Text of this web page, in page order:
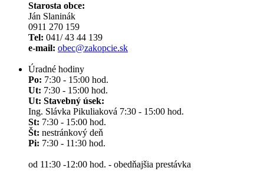
Starosta obce:
Ján Slaninák
0911 270 159
Tel: 041/ 43 44 139
e-mail: obec@zakopcie.sk
Úradné hodiny
Po: 7:30 - 15:00 hod.
Ut: 7:30 - 15:00 hod.
Ut: Stavebný úsek:
Ing. Slávka Pikuliaková 7:30 - 15:00 hod.
St: 7:30 - 15:00 hod.
Št: nestránkový deň
Pi: 7:30 - 11:30 hod.
od 11:30 -12:00 hod. - obedňajšia prestávka